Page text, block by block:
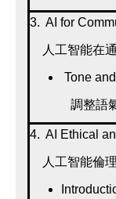
3. AI for
人工智能在
Tone
調整語氣
4. AI Ethical
人工智能倫